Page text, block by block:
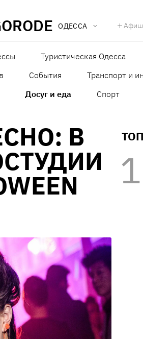
ОДЕССА
Туристическая Одесса
События
Транспорт и
Досуг и еда Спорт
В